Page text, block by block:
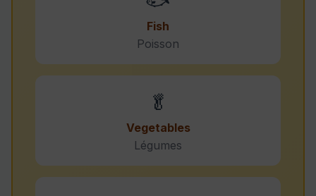
Fish
Poisson
🥬
Vegetables
Légumes